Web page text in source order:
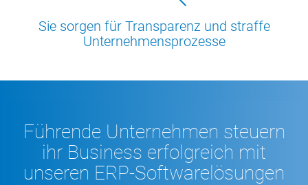
Sie sorgen für Transparenz und straffe
Unternehmensprozesse
Führende Unternehmen steuern
ihr Business erfolgreich mit
unseren ERP-Softwarelösungen